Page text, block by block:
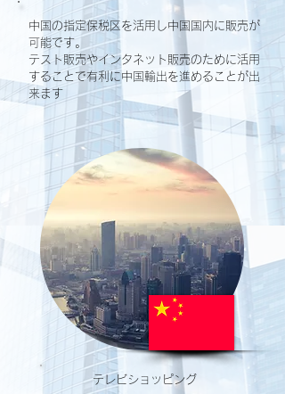
中国の指定保税区を活用し中国国内に販売が
可能です。
テスト販売やインタネット販売のために活用
することで有利に中国輸出を進めることが出
来ます
テレビショッピング